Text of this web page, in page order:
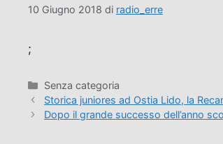
10 Giugno 2018 di radio_erre
;
Categorie
Senza categoria
Storica juniores ad Ostia Lido, la
Dopo il grande successo dell’anno